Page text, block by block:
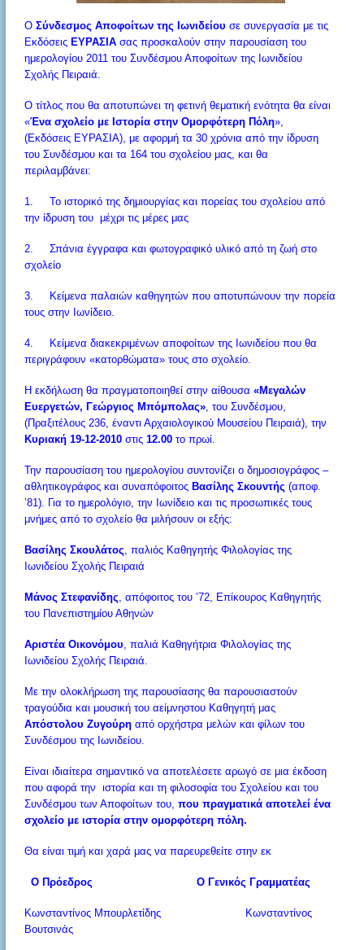
Ο Σύνδεσμος Αποφοίτων της Ιωνιδείου σε συνεργασία με τις
Εκδόσεις ΕΥΡΑΣΙΑ σας προσκαλούν στην παρουσίαση του
ημερολογίου 2011 του Συνδέσμου Αποφοίτων της Ιωνιδείου
Σχολής Πειραιά.
Ο τίτλος που θα αποτυπώνει τη φετινή θεματική ενότητα θα είναι
«Ένα σχολείο με Ιστορία στην Ομορφότερη Πόλη»,
(Εκδόσεις ΕΥΡΑΣΙΑ), με αφορμή τα 30 χρόνια από την ίδρυση
του Συνδέσμου και τα 164 του σχολείου μας, και θα
περιλαμβάνει:
1. Το ιστορικό της δημιουργίας και πορείας του σχολείου από
την ίδρυση του μέχρι τις μέρες μας
2. Σπάνια έγγραφα και φωτογραφικό υλικό από τη ζωή στο
σχολείο
3. Κείμενα παλαιών καθηγητών που αποτυπώνουν την πορεία
τους στην Ιωνίδειο.
4. Κείμενα διακεκριμένων αποφοίτων της Ιωνιδείου που θα
περιγράφουν «κατορθώματα» τους στο σχολείο.
Η εκδήλωση θα πραγματοποιηθεί στην αίθουσα «Μεγαλών
Ευεργετών, Γεώργιος Μπόμπολας», του Συνδέσμου,
(Πραξιτέλους 236, έναντι Αρχαιολογικού Μουσείου Πειραιά), την
Κυριακή 19-12-2010 στις 12.00 το πρωί.
Την παρουσίαση του ημερολογίου συντονίζει ο δημοσιογράφος –
αθλητικογράφος και συναπόφοιτος Βασίλης Σκουντής (αποφ.
’81). Για το ημερολόγιο, την Ιωνίδειο και τις προσωπικές τους
μνήμες από το σχολείο θα μιλήσουν οι εξής:
Βασίλης Σκουλάτος, παλιός Καθηγητής Φιλολογίας της
Ιωνιδείου Σχολής Πειραιά
Μάνος Στεφανίδης, απόφοιτος του ’72, Επίκουρος Καθηγητής
του Πανεπιστημίου Αθηνών
Αριστέα Οικονόμου, παλιά Καθηγήτρια Φιλολογίας της
Ιωνιδείου Σχολής Πειραιά.
Με την ολοκλήρωση της παρουσίασης θα παρουσιαστούν
τραγούδια και μουσική του αείμνηστου Καθηγητή μας
Απόστολου Ζυγούρη από ορχήστρα μελών και φίλων του
Συνδέσμου της Ιωνιδείου.
Είναι ιδιαίτερα σημαντικό να αποτελέσετε αρωγό σε μια έκδοση
που αφορά την ιστορία και τη φιλοσοφία του Σχολείου και του
Συνδέσμου των Αποφοίτων του, που πραγματικά αποτελεί ένα
σχολείο με ιστορία στην ομορφότερη πόλη.
Θα είναι τιμή και χαρά μας να παρευρεθείτε στην εκ
Ο Πρόεδρος Ο Γενικός Γραμματέας
Κωνσταντίνος Μπουρλετίδης Κωνσταντίνος
Βουτσινάς